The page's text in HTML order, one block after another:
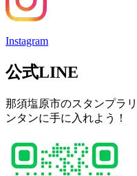
Instagram
公式LINE
那須塩原市のスタンプラ
ンタンに手に入れよう！